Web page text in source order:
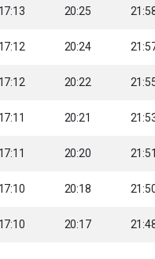
17:13 20:25
17:12 20:24
17:12 20:22
17:11 20:21
17:11 20:20 21:51
17:10 20:18
17:10 20:17